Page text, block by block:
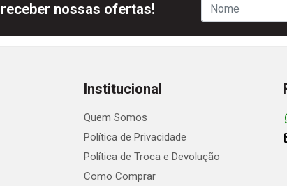
nossas ofertas!
Institucional
Quem Somos
Política de Privacidade
Política de Troca e Devolução
Como Comprar